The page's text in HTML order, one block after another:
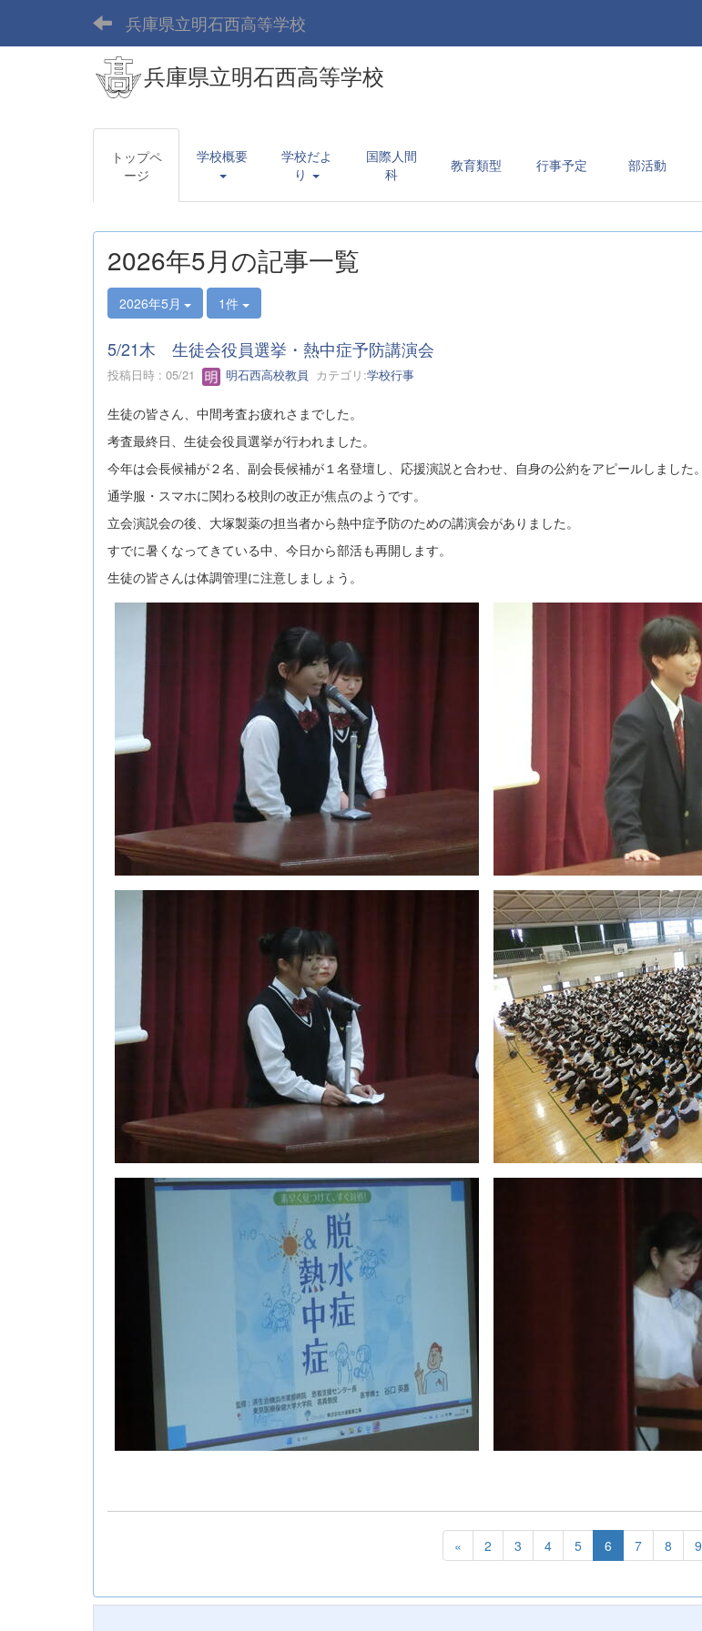
兵庫県立明石西高等学校
兵庫県立明石西高等学校
トップペ
ージ
学校概要
学校だよ
り
国際人間
科
教育類型 行事予定 部活動
2026年5月の記事一覧
2026年5月 1件
5/21木 生徒会役員選挙・熱中症予防講演会
投稿日時 : 05/21 明石西高校教員 カテゴリ:学校行事
生徒の皆さん、中間考査お疲れさまでした。
考査最終日、生徒会役員選挙が行われました。
今年は会長候補が２名、副会長候補が１名登壇し、応援演説と合わせ、自身の公約をアピールしました。
通学服・スマホに関わる校則の改正が焦点のようです。
立会演説会の後、大塚製薬の担当者から熱中症予防のための講演会がありました。
すでに暑くなってきている中、今日から部活も再開します。
生徒の皆さんは体調管理に注意しましょう。
« 2 3 4 5 6 7 8 9